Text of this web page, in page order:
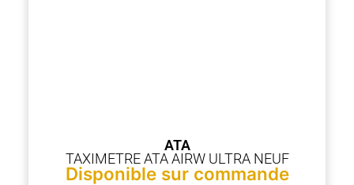
ATA
TAXIMETRE ATA AIRW ULTRA NEUF
Disponible sur commande